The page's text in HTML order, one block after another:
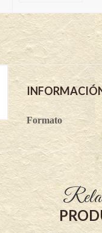
A)
-
Persea
americana
(Variedad
injertada
Dusa)
quantity
Formato